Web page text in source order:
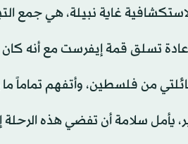
غاية نبيلة، هي جمع
تسلق قمة إيفرست مع أنه كان
من فلسطين، وأتفهم تماماً ما
سلامة أن تفضي هذه الرحلة